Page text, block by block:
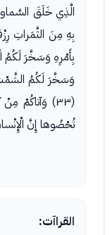
الَّذِي خَلَقَ
بِهِ مِنَ الثَّمَراتِ
بِأَمْرِهِ وَسَخَّرَ لَكُمُ
وَسَخَّرَ لَكُمُ الشَّمْسَ
(٣٣) وَآتاكُمْ
تُحْصُوها إِنَّ
القراآت: